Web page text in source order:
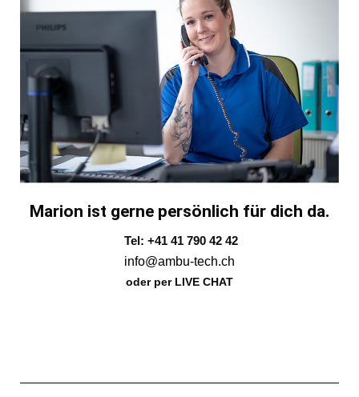
Marion ist gerne persönlich für dich da.
Tel: +41 41 790 42 42
info@ambu-tech.ch
oder per LIVE CHAT